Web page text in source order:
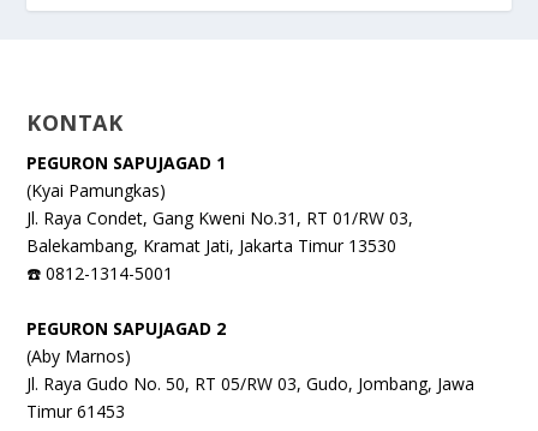
KONTAK
PEGURON SAPUJAGAD 1
(Kyai Pamungkas)
Jl. Raya Condet, Gang Kweni No.31, RT 01/RW 03,
Balekambang, Kramat Jati, Jakarta Timur 13530
☎️ 0812-1314-5001
PEGURON SAPUJAGAD 2
(Aby Marnos)
Jl. Raya Gudo No. 50, RT 05/RW 03, Gudo, Jombang, Jawa
Timur 61453